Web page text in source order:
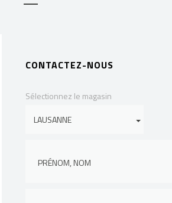
CONTACTEZ-NOUS
Sélectionnez le magasin